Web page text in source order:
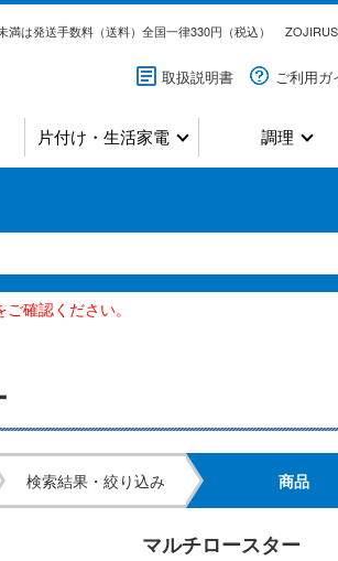
は発送手数料（送料）全国一律330円（税込）
取扱説明書 ご利用ガ
片付け・生活家電 調理
確認ください。
検索結果・絞り込み 商品
マルチロースター